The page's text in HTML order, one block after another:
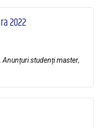
2022
,Anunțuri studenți master,